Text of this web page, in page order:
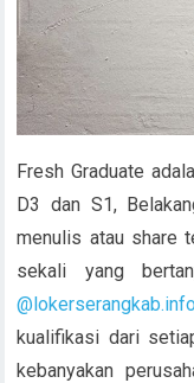
Fresh Graduate
D3 dan S1,
menulis atau share
sekali yang
kualifikasi dari
kebanyakan